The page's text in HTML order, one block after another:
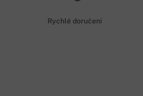
Rychlé doručení